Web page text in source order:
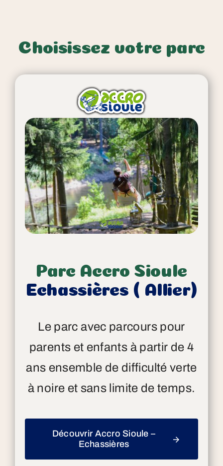
Choisissez votre parc
Parc Accro Sioule
Echassières ( Allier)
Le parc avec parcours pour
parents et enfants à partir de 4
ans ensemble de difficulté verte
à noire et sans limite de temps.
Découvrir Accro Sioule –
Echassières